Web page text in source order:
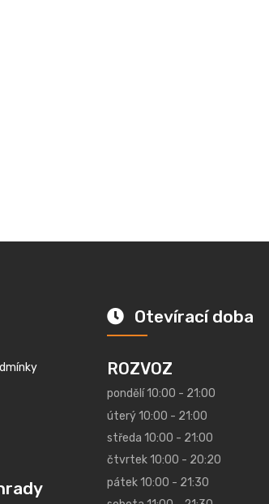
Otevírací doba
ROZVOZ
pondělí 10:00 - 21:00
úterý 10:00 - 21:00
středa 10:00 - 21:00
čtvrtek 10:00 - 20:20
pátek 10:00 - 21:30